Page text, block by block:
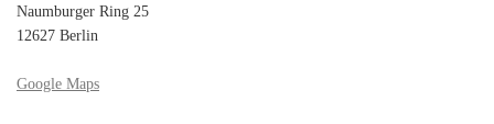
Naumburger Ring 25
12627 Berlin
Google Maps